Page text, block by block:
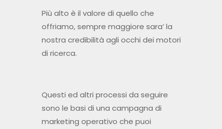
Più alto è il valore di quello che
offriamo, sempre maggiore sara’ la
nostra credibilità agli occhi dei motori
di ricerca.
Questi ed altri processi da seguire
sono le basi di una campagna di
marketing operativo che puoi